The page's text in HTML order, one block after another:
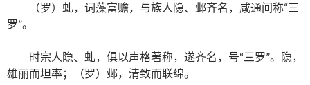
（罗）虬，词藻富赡，与族人隐、邺齐名，咸通间称“三
罗”。
时宗人隐、虬，俱以声格著称，遂齐名，号“三罗”。隐，
雄丽而坦率；（罗）邺，清致而联绵。